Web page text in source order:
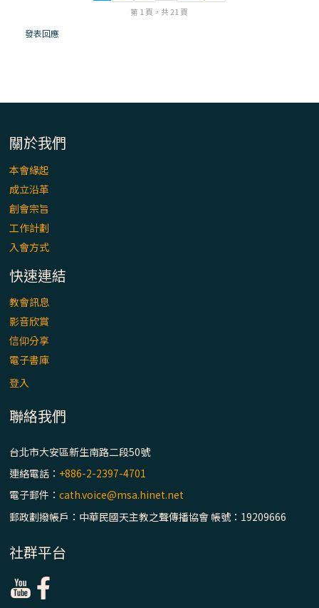
(1)黃敏正主教帶你做【將臨期避靜】—「走
通諭中的「希望」 / 台南中華聖母主教座堂
(下)
「禧年 來~」第十二集：論2025禧年詔書中
的「希望」 / 台南中華聖母主教座堂(上)
第 1 頁，共 21 頁
發表回應
關於我們
本會緣起
成立沿革
創會宗旨
工作計劃
入會方式
快速連結
教會訊息
影音欣賞
信仰分享
電子書庫
登入
聯絡我們
台北市大安區新生南路二段50號
連絡電話： +886-2-2397-4701
電子郵件：cath.voice@msa.hinet.net
郵政劃撥帳戶：中華民國天主教之聲傳播協會 帳號：19209666
社群平台